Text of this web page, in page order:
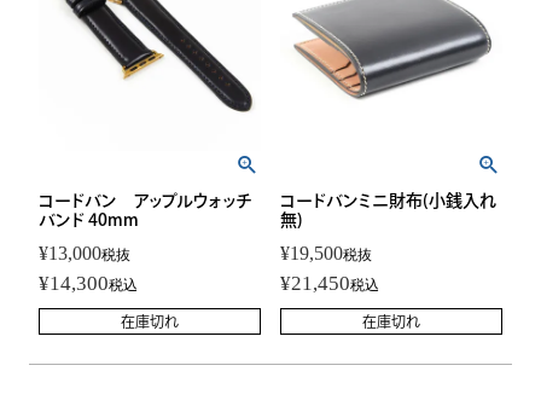
コードバン アップルウォッチ
バンド 40mm
¥13,000税抜
¥14,300税込
在庫切れ
コードバンミニ財布(小銭入れ
無)
¥19,500税抜
¥21,450税込
在庫切れ